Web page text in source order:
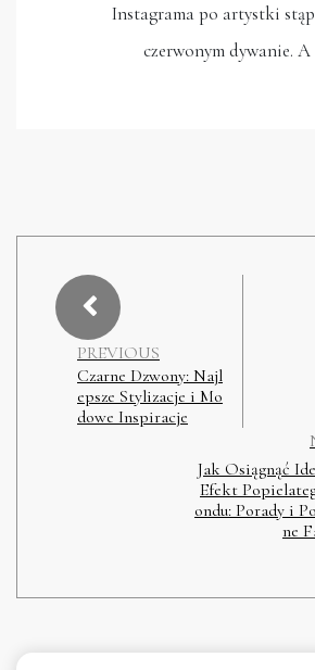
Instagrama po artystki
czerwonym dywanie.
PREVIOUS
Czarne Dzwony: Najl
epsze Stylizacje i Mo
dowe Inspiracje
Jak Osiągnąć
Efekt
ondu: Porady i
ne